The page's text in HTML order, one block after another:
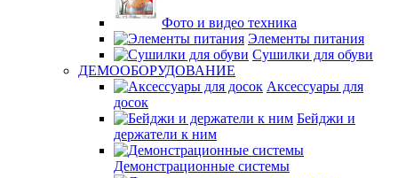
Фото и видео техника
Элементы питания
Сушилки для обуви
ДЕМООБОРУДОВАНИЕ
Аксессуары для
досок
Бейджи и
держатели к ним
Демонстрационные системы